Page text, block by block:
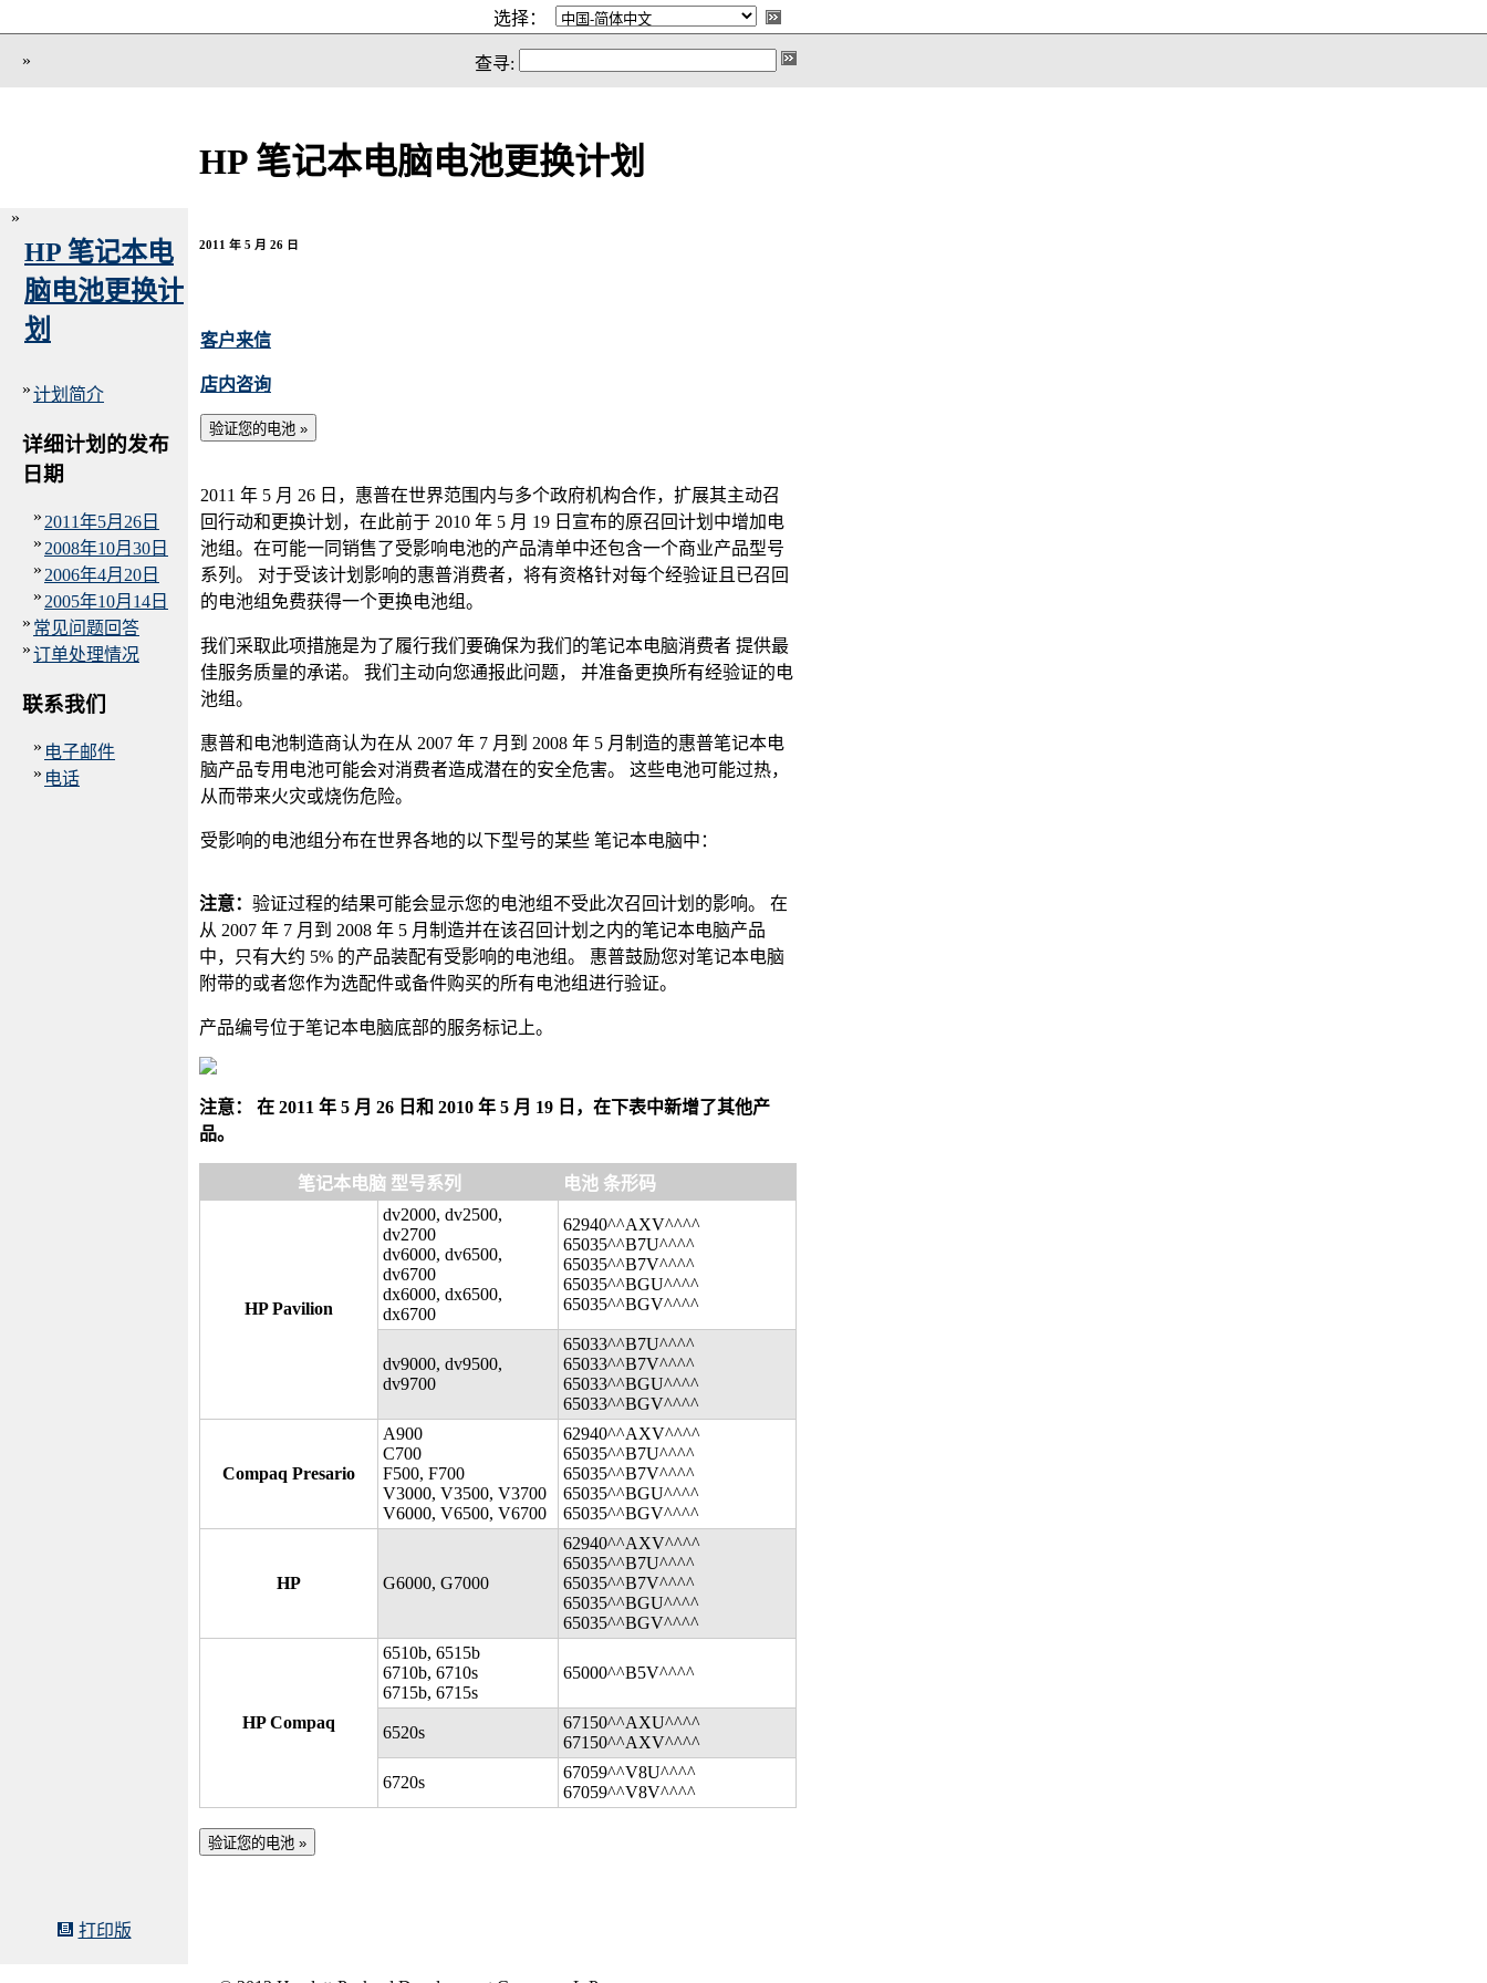
选择：
» 查寻:
HP 笔记本电脑电池更换计划
»
HP 笔记本电
脑电池更换计
划
»计划简介
详细计划的发布
日期
» 2011年5月26日
» 2008年10月30日
» 2006年4月20日
» 2005年10月14日
» 常见问题回答
»订单处理情况
联系我们
» 电子邮件
» 电话
2011 年 5 月 26 日
客户来信
店内咨询
2011 年 5 月 26 日，惠普在世界范围内与多个政府机构合作，扩展其主动召
回行动和更换计划，在此前于 2010 年 5 月 19 日宣布的原召回计划中增加电
池组。在可能一同销售了受影响电池的产品清单中还包含一个商业产品型号
系列。 对于受该计划影响的惠普消费者，将有资格针对每个经验证且已召回
的电池组免费获得一个更换电池组。
我们采取此项措施是为了履行我们要确保为我们的笔记本电脑消费者 提供最
佳服务质量的承诺。 我们主动向您通报此问题， 并准备更换所有经验证的电
池组。
惠普和电池制造商认为在从 2007 年 7 月到 2008 年 5 月制造的惠普笔记本电
脑产品专用电池可能会对消费者造成潜在的安全危害。 这些电池可能过热，
从而带来火灾或烧伤危险。
受影响的电池组分布在世界各地的以下型号的某些 笔记本电脑中：
注意： 验证过程的结果可能会显示您的电池组不受此次召回计划的影响。 在
从 2007 年 7 月到 2008 年 5 月制造并在该召回计划之内的笔记本电脑产品
中，只有大约 5% 的产品装配有受影响的电池组。 惠普鼓励您对笔记本电脑
附带的或者您作为选配件或备件购买的所有电池组进行验证。
产品编号位于笔记本电脑底部的服务标记上。
注意： 在 2011 年 5 月 26 日和 2010 年 5 月 19 日，在下表中新增了其他产
品。
笔记本电脑 型号系列 电池 条形码
HP Pavilion
dv2000, dv2500,
dv2700
dv6000, dv6500,
dv6700
dx6000, dx6500,
dx6700
62940^^AXV^^^^
65035^^B7U^^^^
65035^^B7V^^^^
65035^^BGU^^^^
65035^^BGV^^^^
dv9000, dv9500,
dv9700
65033^^B7U^^^^
65033^^B7V^^^^
65033^^BGU^^^^
65033^^BGV^^^^
Compaq Presario
A900
C700
F500, F700
V3000, V3500, V3700
V6000, V6500, V6700
62940^^AXV^^^^
65035^^B7U^^^^
65035^^B7V^^^^
65035^^BGU^^^^
65035^^BGV^^^^
HP G6000, G7000
62940^^AXV^^^^
65035^^B7U^^^^
65035^^B7V^^^^
65035^^BGU^^^^
65035^^BGV^^^^
HP Compaq
6510b, 6515b
6710b, 6710s
6715b, 6715s
65000^^B5V^^^^
6520s
67150^^AXU^^^^
67150^^AXV^^^^
6720s
67059^^V8U^^^^
67059^^V8V^^^^
打印版